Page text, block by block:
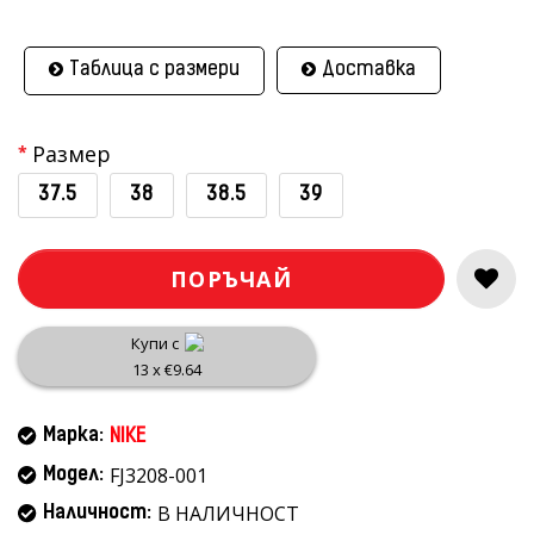
Таблица с размери Доставка
Размер
37.5 38 38.5 39
ПОРЪЧАЙ
Купи с
13 x €9.64
Марка: NIKE
Модел: FJ3208-001
Наличност: В НАЛИЧНОСТ